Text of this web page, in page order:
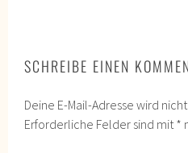
SCHREIBE EINEN
Deine E-Mail-Adresse wird
Erforderliche Felder sind mit *